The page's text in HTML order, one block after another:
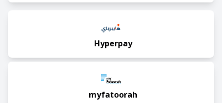
Hyperpay
myfatoorah